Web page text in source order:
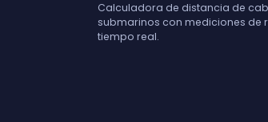
Calculadora de distancia de
submarinos con mediciones de
tiempo real.